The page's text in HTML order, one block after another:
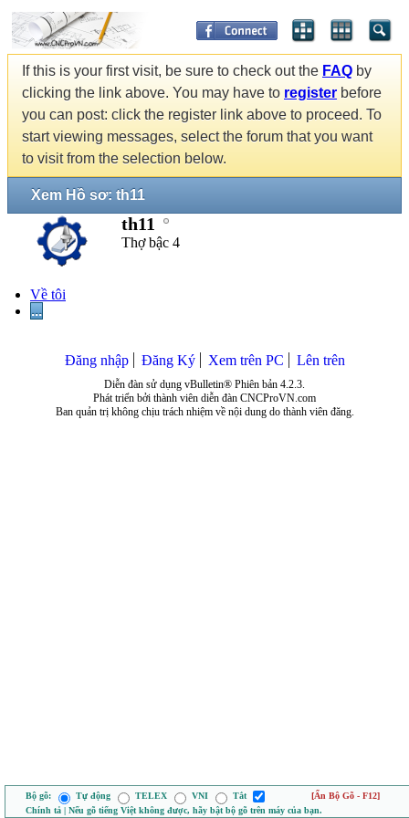
If this is your first visit, be sure to check out the FAQ by
clicking the link above. You may have to register before
you can post: click the register link above to proceed. To
start viewing messages, select the forum that you want
to visit from the selection below.
Xem Hồ sơ: th11
th11
Thợ bậc 4
Về tôi
...
Đăng nhập Đăng Ký Xem trên PC Lên trên
Diễn đàn sử dụng vBulletin® Phiên bản 4.2.3.
Phát triển bởi thành viên diễn đàn CNCProVN.com
Ban quản trị không chịu trách nhiệm về nội dung do thành viên đăng.
Bộ gõ: Tự động TELEX VNI Tắt
[Ẩn Bộ Gõ - F12]
Chính tả | Nếu gõ tiếng Việt không được, hãy bật bộ gõ trên máy của bạn.